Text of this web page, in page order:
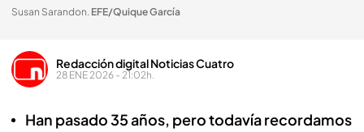
Susan Sarandon. EFE/Quique García
Redacción digital Noticias Cuatro
28 ENE 2026 - 21:02h.
Han pasado 35 años, pero todavía recordamos